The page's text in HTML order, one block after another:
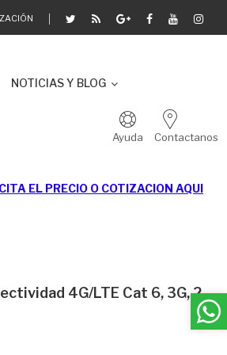
NOTICIAS Y BLOG
Ayuda Contactanos
EL PRECIO O COTIZACION AQUI
4G/LTE Cat 6, 3G, 2